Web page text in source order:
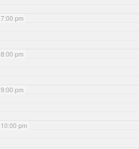
7:00 pm
8:00 pm
9:00 pm
10:00 pm